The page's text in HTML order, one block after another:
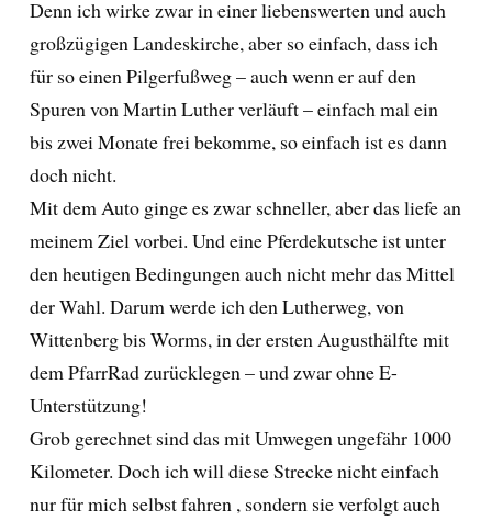
Denn ich wirke zwar in einer liebenswerten und auch
großzügigen Landeskirche, aber so einfach, dass ich
für so einen Pilgerfußweg – auch wenn er auf den
Spuren von Martin Luther verläuft – einfach mal ein
bis zwei Monate frei bekomme, so einfach ist es dann
doch nicht.
Mit dem Auto ginge es zwar schneller, aber das liefe an
meinem Ziel vorbei. Und eine Pferdekutsche ist unter
den heutigen Bedingungen auch nicht mehr das Mittel
der Wahl. Darum werde ich den Lutherweg, von
Wittenberg bis Worms, in der ersten Augusthälfte mit
dem PfarrRad zurücklegen – und zwar ohne E-
Unterstützung!
Grob gerechnet sind das mit Umwegen ungefähr 1000
Kilometer. Doch ich will diese Strecke nicht einfach
nur für mich selbst fahren , sondern sie verfolgt auch